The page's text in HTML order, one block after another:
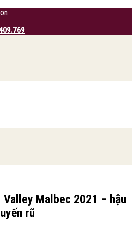
Valley Malbec 2021 – hậu
rũ